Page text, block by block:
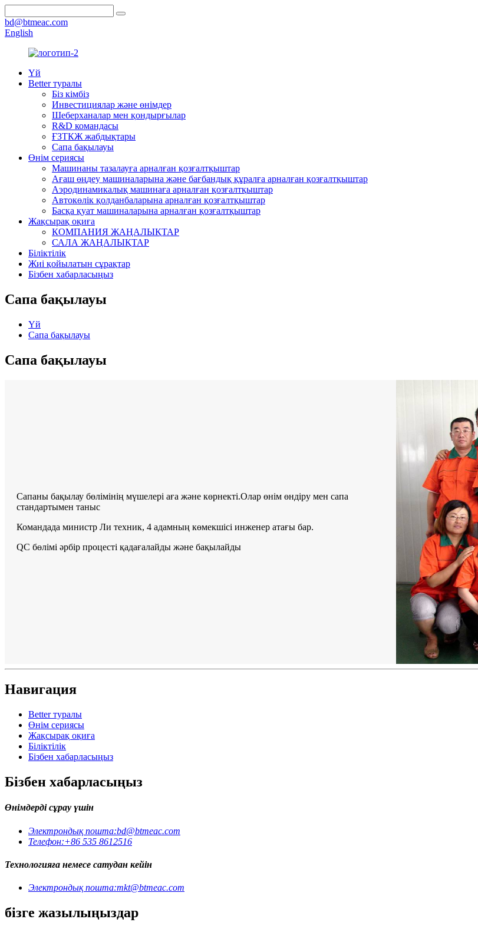
bd@btmeac.com
English
Үй
Better туралы
Біз кімбіз
Инвестициялар және өнімдер
Шеберханалар мен қондырғылар
R&D командасы
ҒЗТКЖ жабдықтары
Сапа бақылауы
Өнім сериясы
Машинаны тазалауға арналған қозғалтқыштар
Ағаш өңдеу машиналарына және бағбандық құралға арналған қозғалтқыштар
Аэродинамикалық машинаға арналған қозғалтқыштар
Автокөлік қолданбаларына арналған қозғалтқыштар
Басқа қуат машиналарына арналған қозғалтқыштар
Жақсырақ оқиға
КОМПАНИЯ ЖАҢАЛЫҚТАР
САЛА ЖАҢАЛЫҚТАР
Біліктілік
Жиі қойылатын сұрақтар
Бізбен хабарласыңыз
Сапа бақылауы
Үй
Сапа бақылауы
Сапа бақылауы
Сапаны бақылау бөлімінің мүшелері аға және көрнекті.Олар өнім өндіру мен сапа
стандартымен таныс
Командада министр Ли техник, 4 адамның көмекшісі инженер атағы бар.
QC бөлімі әрбір процесті қадағалайды және бақылайды
Навигация
Better туралы
Өнім сериясы
Жақсырақ оқиға
Біліктілік
Бізбен хабарласыңыз
Бізбен хабарласыңыз
Өнімдерді сұрау үшін
Электрондық пошта:bd@btmeac.com
Телефон:+86 535 8612516
Технологияға немесе сатудан кейін
Электрондық пошта:mkt@btmeac.com
бізге жазылыңыздар